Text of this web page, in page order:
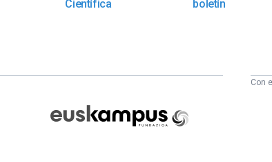
Científica
boletín
Fundazioa
Con